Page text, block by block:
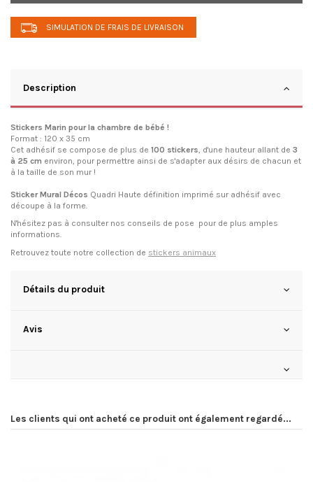
SIMULATION DE FRAIS DE LIVRAISON
Description
Stickers Marin pour la chambre de bébé !
Format : 120 x 35 cm
Cet adhésif se compose de plus de 100 stickers , d'une hauteur allant de 3
à 25 cm environ, pour permettre ainsi de s'adapter aux désirs de chacun et
à la taille de son mur !
Sticker Mural Décos Quadri Haute définition imprimé sur adhésif avec
découpe à la forme.
N'hésitez pas à consulter nos conseils de pose pour de plus amples
informations.
Retrouvez toute notre collection de stickers animaux
Détails du produit
Avis
Les clients qui ont acheté ce produit ont également regardé...